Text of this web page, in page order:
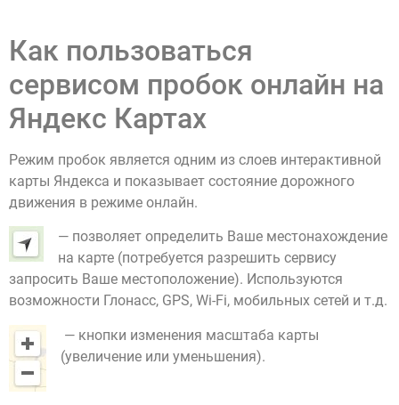
Как пользоваться
сервисом пробок онлайн на
Яндекс Картах
Режим пробок является одним из слоев интерактивной
карты Яндекса и показывает состояние дорожного
движения в режиме онлайн.
— позволяет определить Ваше местонахождение
на карте (потребуется разрешить сервису
запросить Ваше местоположение). Используются
возможности Глонасс, GPS, Wi-Fi, мобильных сетей и т.д.
— кнопки изменения масштаба карты
(увеличение или уменьшения).